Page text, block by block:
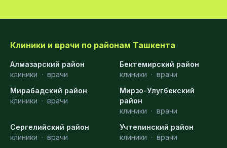
Клиники и врачи по районам Ташкента
Алмазарский район
клиники · врачи
Бектемирский район
клиники · врачи
Мирабадский район
клиники · врачи
Мирзо-Улугбекский
район
клиники · врачи
Сергелийский район
клиники · врачи
Учтепинский район
клиники · врачи